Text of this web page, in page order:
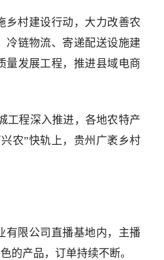
乡村建设行动，大力改善农
冷链物流、寄递配送设施建
量发展工程，推进县域电商
工程深入推进，各地农特产
农”快轨上，贵州广袤乡村
有限公司直播基地内，主播
的产品，订单持续不断。